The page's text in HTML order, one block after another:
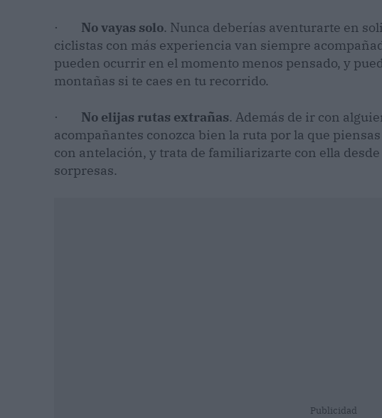
· No vayas solo. Nunca deberías aventurarte en
ciclistas con más experiencia van siempre
pueden ocurrir en el momento menos pensado, y
montañas si te caes en tu recorrido.
· No elijas rutas extrañas. Además de ir con
acompañantes conozca bien la ruta por la que
con antelación, y trata de familiarizarte con ella
sorpresas.
Publicidad